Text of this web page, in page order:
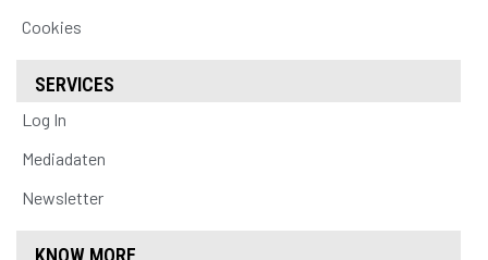
Cookies
SERVICES
Log In
Mediadaten
Newsletter
KNOW MORE